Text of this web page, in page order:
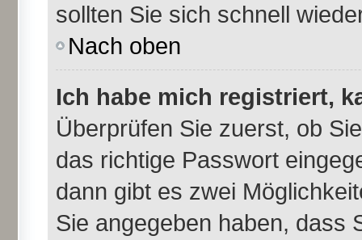
sollten Sie sich schnell
Nach oben
Ich habe mich registriert,
Überprüfen Sie zuerst, ob
das richtige Passwort
dann gibt es zwei
Sie angegeben haben, dass